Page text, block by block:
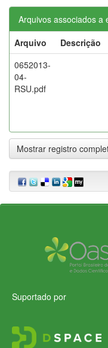
Arquivos associados a
Arquivo
Descrição
0652013-
04-
RSU.pdf
Mostrar registro
Suportado por